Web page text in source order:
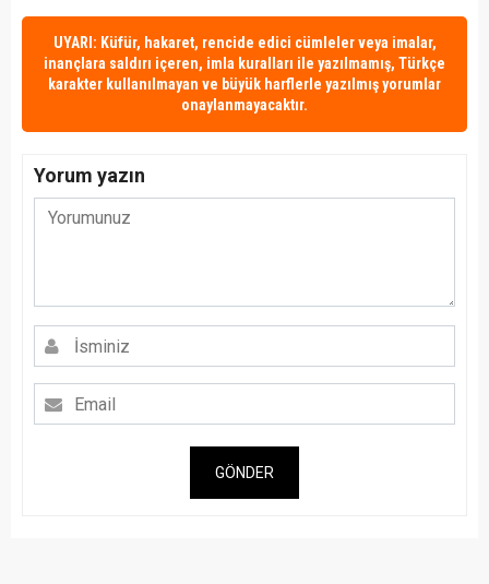
UYARI: Küfür, hakaret, rencide edici cümleler veya imalar,
inançlara saldırı içeren, imla kuralları ile yazılmamış, Türkçe
karakter kullanılmayan ve büyük harflerle yazılmış yorumlar
onaylanmayacaktır.
Yorum yazın
GÖNDER